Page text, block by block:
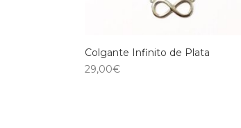
Colgante Infinito de Plata
29,00€